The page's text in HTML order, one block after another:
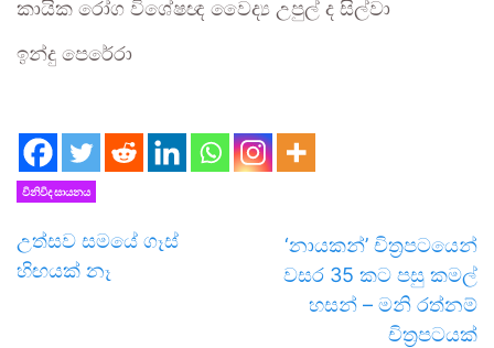
කායික රෝග විශේෂඥ වෛද්‍ය උපුල් ද සිල්වා
ඉන්දු පෙරේරා
විනිවිද සායනය
උත්සව සමයේ ගෑස්
හිඟයක් නෑ
‘නායකන්’ චිත්‍රපටයෙන්
වසර 35 කට පසු කමල්
හසන් – මනි රත්නම්
චිත්‍රපටයක්